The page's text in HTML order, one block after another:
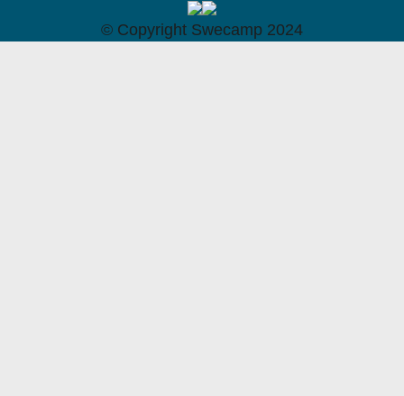
©︎ Copyright Swecamp 2024